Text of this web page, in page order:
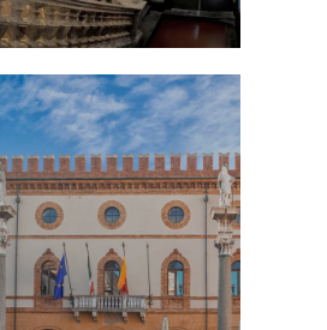
Comunale)
si affaccia sulla
L'attuale complesso è
angolo, contigui e